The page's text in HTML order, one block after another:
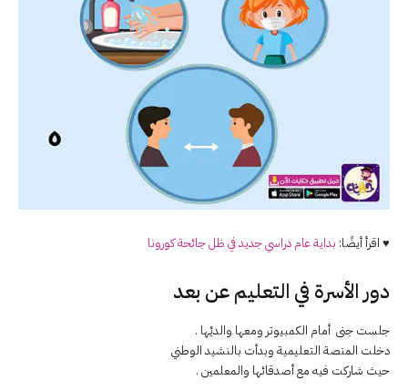
♥ اقرأ أيضًا: بداية عام دراسي جديد في ظل جائحة كورونا
دور الأسرة في التعليم عن بعد
جلست جنى أمام الكمبيوتر ومعها والديْها .
دخلت المنصة التعليمية وبدأت بالنشيد الوطني
حيث شاركت فيه مع أصدقائها والمعلمين .